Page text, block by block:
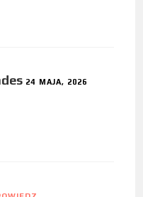
24 MAJA, 2026